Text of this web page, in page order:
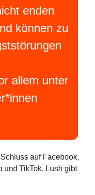
enden
können zu
allem unter
auf Facebook,
und TikTok. Lush gibt